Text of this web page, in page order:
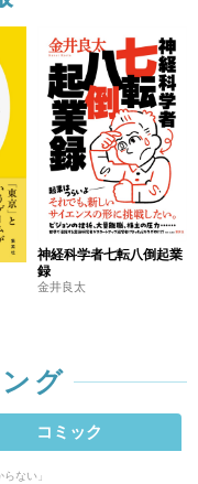
神経科学者七転八倒起業
録
金井良太
グ
コミック
ない」